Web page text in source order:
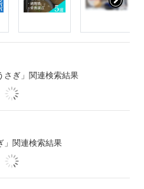
さぎ」関連検索結果
」関連検索結果